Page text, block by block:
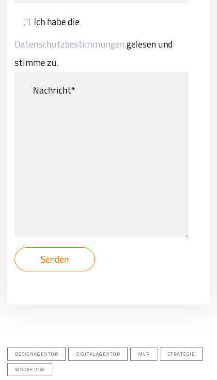
Ich habe die
Datenschutzbestimmungengelesen und
stimme zu.
DESIGNAGENTUR DIGITALAGENTUR MVP STRATEGIE
WORKFLOW